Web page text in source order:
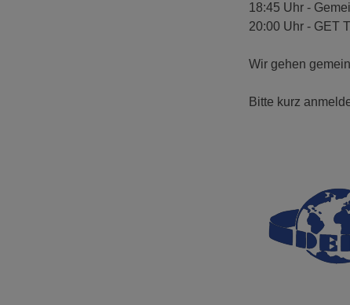
18:45 Uhr -
20:00 Uhr - GET
Wir gehen
Bitte kurz